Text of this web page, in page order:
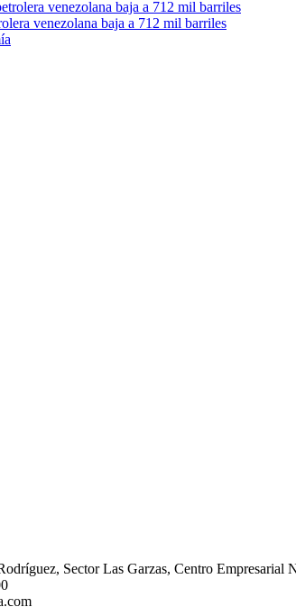
venezolana baja a 712 mil barriles
Sector Las Garzas, Centro